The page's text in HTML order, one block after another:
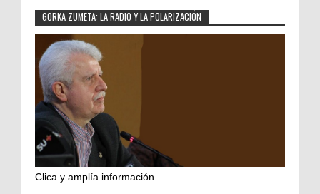
GORKA ZUMETA: LA RADIO Y LA POLARIZACIÓN
Clica y amplía información